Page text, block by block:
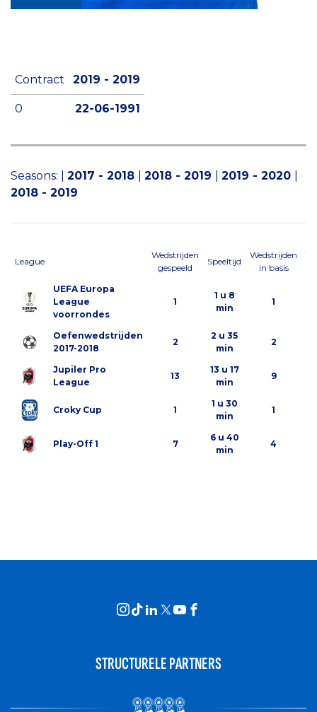
Contract 2019 - 2019
0 22-06-1991
Seasons: 2017 - 2018 2018 - 2019 2019 - 2020
2018 - 2019
League
Wedstrijden
gespeeld
Speeltijd
Wedstrijden
in basis
UEFA Europa
League
voorrondes
1
1 u 8
min
1
Oefenwedstrijden
2017-2018
2
2 u 35
min
2
Jupiler Pro
League
13
13 u 17
min
9
Croky Cup 1
1 u 30
min
1
Play-Off 1 7
6 u 40
min
4
STRUCTURELE PARTNERS